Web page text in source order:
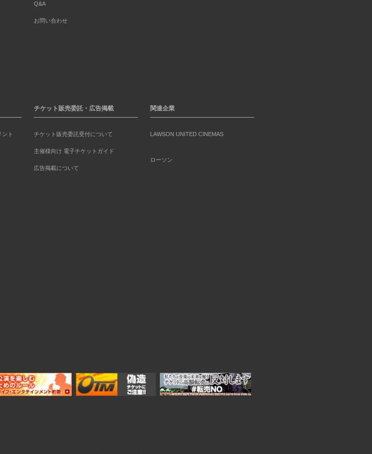
Q&A
お問い合わせ
ト
チケット販売委託・広告掲載
チケット販売委託受付について
主催様向け 電子チケットガイド
広告掲載について
関連企業
LAWSON UNITED CINEMAS
ローソン